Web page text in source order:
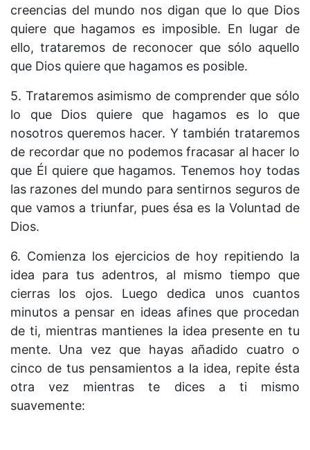
creencias del mundo nos digan que lo que Dios
quiere que hagamos es imposible. En lugar de
ello, trataremos de reconocer que sólo aquello
que Dios quiere que hagamos es posible.
5. Trataremos asimismo de comprender que sólo
lo que Dios quiere que hagamos es lo que
nosotros queremos hacer. Y también trataremos
de recordar que no podemos fracasar al hacer lo
que Él quiere que hagamos. Tenemos hoy todas
las razones del mundo para sentirnos seguros de
que vamos a triunfar, pues ésa es la Voluntad de
Dios.
6. Comienza los ejercicios de hoy repitiendo la
idea para tus adentros, al mismo tiempo que
cierras los ojos. Luego dedica unos cuantos
minutos a pensar en ideas afines que procedan
de ti, mientras mantienes la idea presente en tu
mente. Una vez que hayas añadido cuatro o
cinco de tus pensamientos a la idea, repite ésta
otra vez mientras te dices a ti mismo
suavemente: